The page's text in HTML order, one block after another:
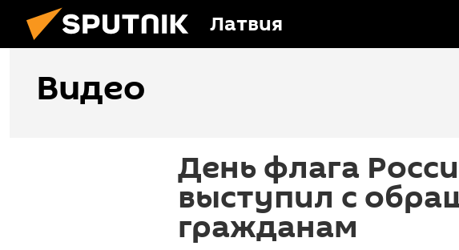
Латвия
Видео
День флага
выступил с
гражданам